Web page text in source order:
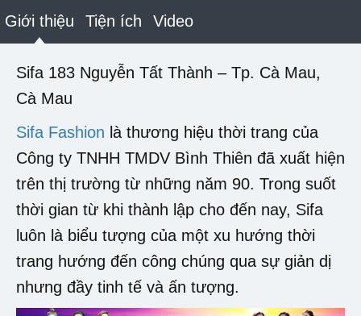
Giới thiệu Tiện ích Video
Sifa 183 Nguyễn Tất Thành – Tp. Cà Mau,
Cà Mau
Sifa Fashion là thương hiệu thời trang của
Công ty TNHH TMDV Bình Thiên đã xuất hiện
trên thị trường từ những năm 90. Trong suốt
thời gian từ khi thành lập cho đến nay, Sifa
luôn là biểu tượng của một xu hướng thời
trang hướng đến công chúng qua sự giản dị
nhưng đầy tinh tế và ấn tượng.